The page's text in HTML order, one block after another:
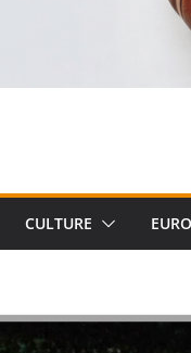
Rudy Gobert,
meilleur
CULTURE